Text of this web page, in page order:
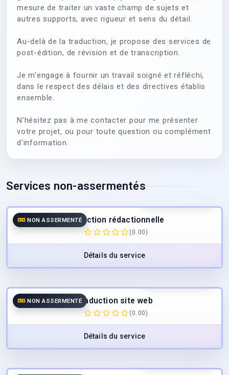
mesure de traiter un vaste champ de sujets et
autres supports, avec rigueur et sens du détail.
Au-delà de la traduction, je propose des services de
post-édition, de révision et de transcription.
Je m'engage à fournir un travail soigné et réfléchi,
dans le respect des délais et des directives établis
ensemble.
N'hésitez pas à me contacter pour me présenter
votre projet, ou pour toute question ou complément
d'information.
Services non-assermentés
NON ASSERMENTÉTraduction rédactionnelle
(0.00)
Détails du service
NON ASSERMENTÉTraduction site web
(0.00)
Détails du service